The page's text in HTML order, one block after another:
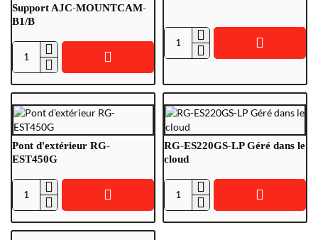
Support AJC-MOUNTCAM-
B1/B
Support
MOUNTCAM-
B1/B
SF-
ARM-
55
Pont d'extérieur RG-
EST450G
Pont
RG-
RG-ES220GS-LP Géré dans le
cloud
RG-